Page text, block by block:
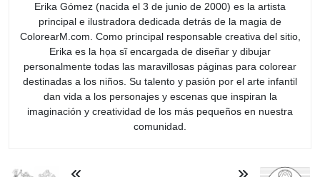
Erika Gómez (nacida el 3 de junio de 2000) es la artista
principal e ilustradora dedicada detrás de la magia de
ColorearM.com. Como principal responsable creativa del sitio,
Erika es la họa sĩ encargada de diseñar y dibujar
personalmente todas las maravillosas páginas para colorear
destinadas a los niños. Su talento y pasión por el arte infantil
dan vida a los personajes y escenas que inspiran la
imaginación y creatividad de los más pequeños en nuestra
comunidad.